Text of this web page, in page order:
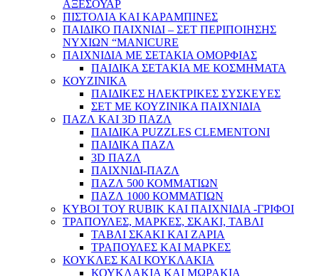
ΑΞΕΣΟΥΑΡ
ΠΙΣΤΟΛΙΑ ΚΑΙ ΚΑΡΑΜΠΙΝΕΣ
ΠΑΙΔΙΚΟ ΠΑΙΧΝΙΔΙ – ΣΕΤ ΠΕΡΙΠΟΙΗΣΗΣ
ΝΥΧΙΩΝ “MANICURE
ΠΑΙΧΝΙΔΙΑ ΜΕ ΣΕΤΑΚΙΑ ΟΜΟΡΦΙΑΣ
ΠΑΙΔΙΚΑ ΣΕΤΑΚΙΑ ΜΕ ΚΟΣΜΗΜΑΤΑ
ΚΟΥΖΙΝΙΚΑ
ΠΑΙΔΙΚΕΣ ΗΛΕΚΤΡΙΚΕΣ ΣΥΣΚΕΥΕΣ
ΣΕΤ ΜΕ ΚΟΥΖΙΝΙΚΑ ΠΑΙΧΝΙΔΙΑ
ΠΑΖΛ ΚΑΙ 3D ΠΑΖΛ
ΠΑΙΔΙΚΑ PUZZLES CLEMENTONI
ΠΑΙΔΙΚΑ ΠΑΖΛ
3D ΠΑΖΛ
ΠΑΙΧΝΙΔΙ-ΠΑΖΛ
ΠΑΖΛ 500 ΚΟΜΜΑΤΙΩΝ
ΠΑΖΛ 1000 ΚΟΜΜΑΤΙΩΝ
ΚΥΒΟΙ ΤΟΥ RUBIK ΚΑΙ ΠΑΙΧΝΙΔΙΑ -ΓΡΙΦΟΙ
ΤΡΑΠΟΥΛΕΣ, ΜΑΡΚΕΣ, ΣΚΑΚΙ, ΤΑΒΛΙ
ΤΑΒΛΙ ΣΚΑΚΙ ΚΑΙ ΖΑΡΙΑ
ΤΡΑΠΟΥΛΕΣ ΚΑΙ ΜΑΡΚΕΣ
ΚΟΥΚΛΕΣ ΚΑΙ ΚΟΥΚΛΑΚΙΑ
ΚΟΥΚΛΑΚΙΑ ΚΑΙ ΜΩΡΑΚΙΑ